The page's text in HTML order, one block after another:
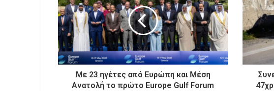
η
λ
ε
κ
τ
ρ
ο
Με 23 ηγέτες από Ευρώπη και Μέση
Ανατολή το πρώτο Europe Gulf Forum